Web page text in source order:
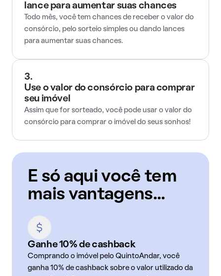
lance para aumentar suas chances
Todo mês, você tem chances de receber o valor do
consórcio, pelo sorteio simples ou dando lances
para aumentar suas chances.
3.
Use o valor do consórcio para comprar
seu imóvel
Assim que for sorteado, você pode usar o valor do
consórcio para comprar o imóvel do seus sonhos!
E só aqui você tem
mais vantagens...
Ganhe 10% de cashback
Comprando o imóvel pelo QuintoAndar, você
ganha 10% de cashback sobre o valor utilizado da